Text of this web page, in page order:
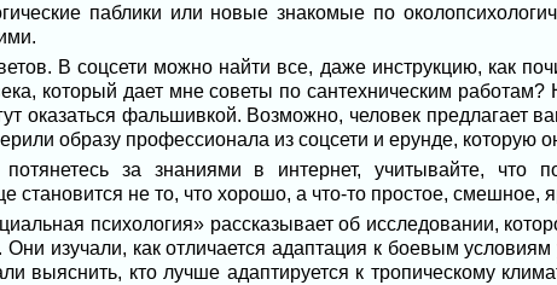
паблики или новые знакомые по
В соцсети можно найти все, даже инструкцию, как
который дает мне советы по сантехническим
оказаться фальшивкой. Возможно, человек предлагает
образу профессионала из соцсети и ерунде, которую
за знаниями в интернет, учитывайте, что
становится не то, что хорошо, а что-то простое, смешное,
психология» рассказывает об исследовании,
изучали, как отличается адаптация к боевым
выяснить, кто лучше адаптируется к тропическому